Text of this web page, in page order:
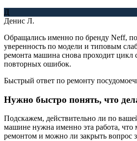
Д
Денис Л.
Обращались именно по бренду Neff,
уверенность по модели и типовым
ремонта машина снова проходит цикл
повторных ошибок.
Быстрый ответ по ремонту
Нужно быстро понять, что
Подскажем, действительно ли по
машине нужна именно эта работа, что
ремонтом и можно ли закрыть вопрос